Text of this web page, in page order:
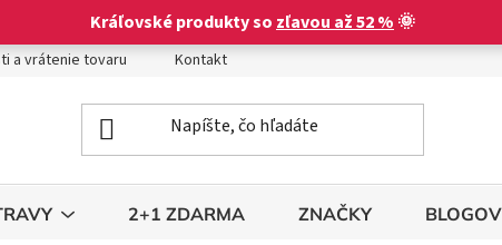
Kráľovské produkty so zľavou až 52 % 🌞
a vrátenie tovaru Kontakt
2+1 ZDARMA ZNAČKY